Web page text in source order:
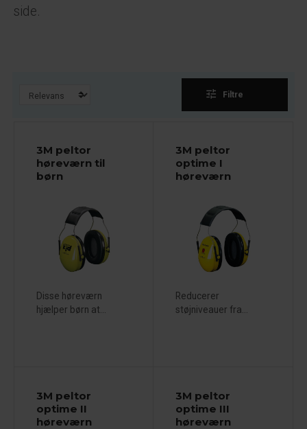
side.
tune Filtre
3M peltor
høreværn til
børn
Disse høreværn
hjælper børn at...
3M peltor
optime I
høreværn
Reducerer
støjniveauer fra...
3M peltor
optime II
høreværn
3M peltor
optime III
høreværn